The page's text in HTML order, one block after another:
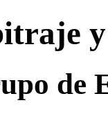
de